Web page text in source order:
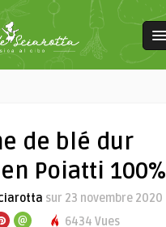
de blé dur
Poiatti 100%
sur 23 novembre 2020
6434 Vues